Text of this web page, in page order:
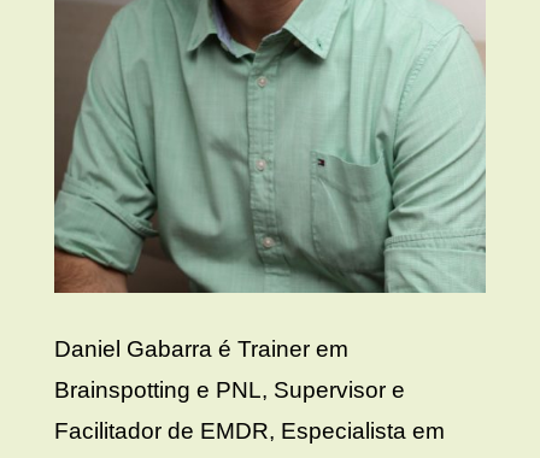
Daniel Gabarra é Trainer em
Brainspotting e PNL, Supervisor e
Facilitador de EMDR, Especialista em